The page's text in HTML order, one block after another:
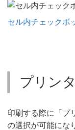
セル内チェックボ
プリン
印刷する際に「プ
の選択が可能にな